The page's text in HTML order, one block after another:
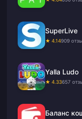
SuperLive
★ 4.14909
Yalla Ludo
★ 4.33657
Баланс